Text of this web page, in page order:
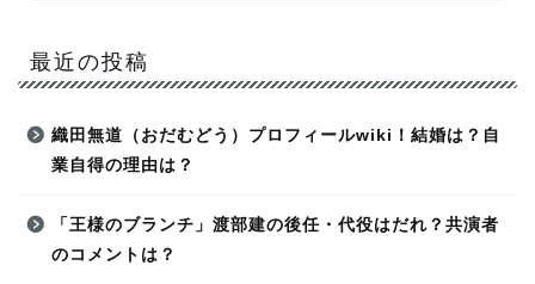
最近の投稿
織田無道（おだむどう）プロフィールwiki！結婚は？自
業自得の理由は？
「王様のブランチ」渡部建の後任・代役はだれ？共演者
のコメントは？